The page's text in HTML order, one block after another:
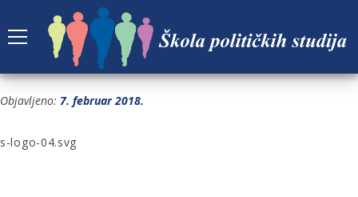
S-LOGO-04.SVG
Objavljeno: 7. februar 2018.
s-logo-04.svg